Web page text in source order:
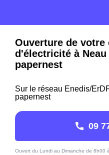
Ouverture de votre
d'électricité à
papernest
Sur le réseau Enedis/
papernest
09
Ouvert du Lundi au Dimanche de 8h00